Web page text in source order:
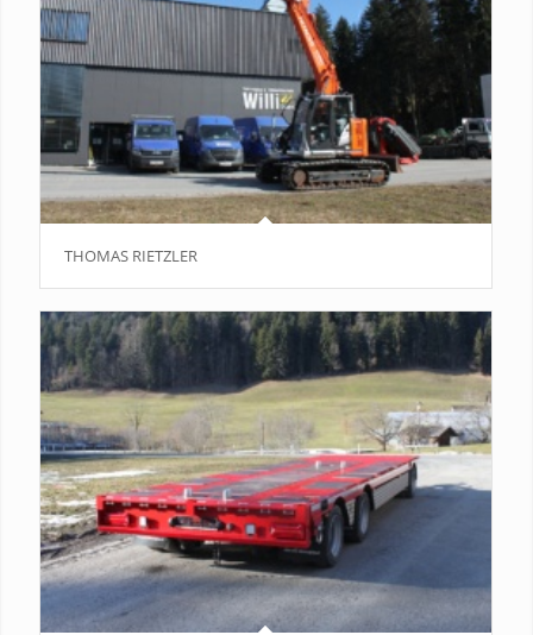
THOMAS RIETZLER